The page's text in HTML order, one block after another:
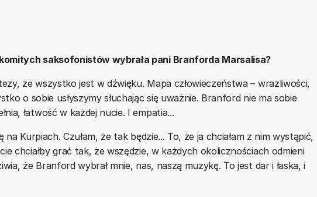
saksofonistów wybrała pani Branforda Marsalisa?
że wszystko jest w dźwięku. Mapa człowieczeństwa – wrażliwości,
o sobie usłyszymy słuchając się uważnie. Branford nie ma sobie
łatwość w każdej nucie. I empatia...
na Kurpiach. Czułam, że tak będzie... To, że ja chciałam z nim wystąpić,
chciałby grać tak, że wszędzie, w każdych okolicznościach odmieni
że Branford wybrał mnie, nas, naszą muzykę. To jest dar i łaska, i